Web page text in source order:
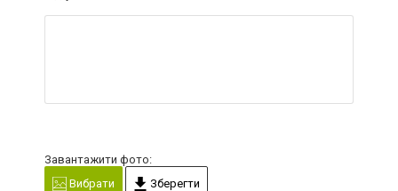
Завантажити фото:
Вибрати
Зберегти